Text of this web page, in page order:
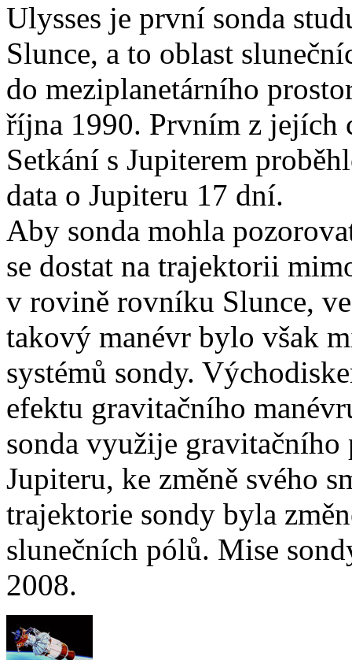
Ulysses je první sonda
Slunce, a to oblast
do meziplanetárního
října 1990. Prvním z jejích
Setkání s Jupiterem
data o Jupiteru 17 dní.
Aby sonda mohla
se dostat na trajektorii
v rovině rovníku Slunce,
takový manévr bylo však
systémů sondy.
efektu gravitačního
sonda využije gravitačního
Jupiteru, ke změně svého
trajektorie sondy byla
slunečních pólů. Mise
2008.